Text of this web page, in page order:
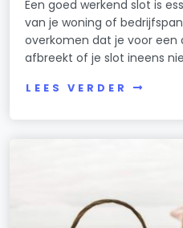
Een goed werkend slot is
van je woning of
overkomen dat je voor
afbreekt of je slot ineens
LEES VERDER